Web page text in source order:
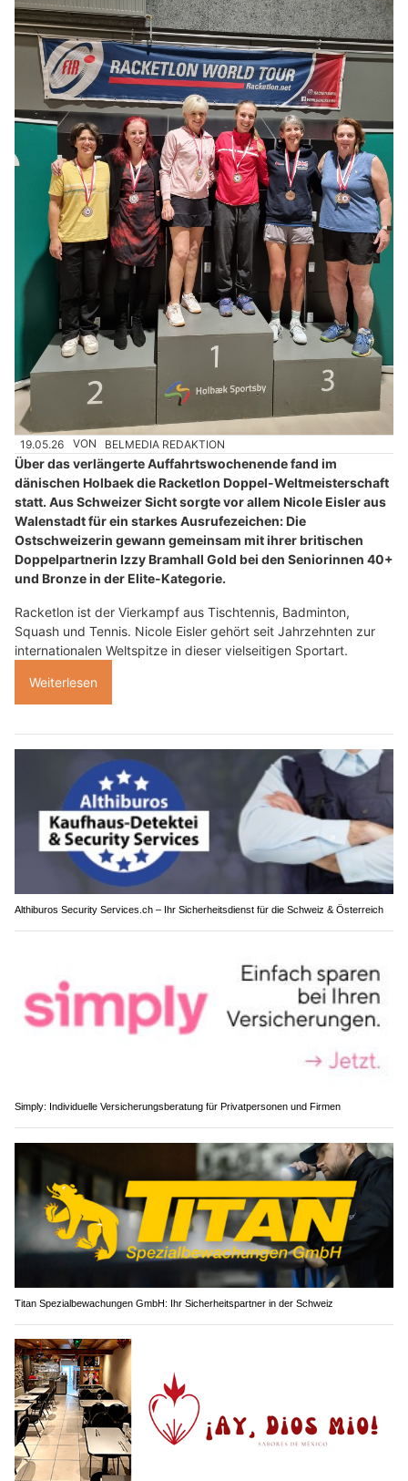
19.05.26 VON BELMEDIA REDAKTION
Über das verlängerte Auffahrtswochenende fand im
dänischen Holbaek die Racketlon Doppel-Weltmeisterschaft
statt. Aus Schweizer Sicht sorgte vor allem Nicole Eisler aus
Walenstadt für ein starkes Ausrufezeichen: Die
Ostschweizerin gewann gemeinsam mit ihrer britischen
Doppelpartnerin Izzy Bramhall Gold bei den Seniorinnen 40+
und Bronze in der Elite-Kategorie.
Racketlon ist der Vierkampf aus Tischtennis, Badminton,
Squash und Tennis. Nicole Eisler gehört seit Jahrzehnten zur
internationalen Weltspitze in dieser vielseitigen Sportart.
Weiterlesen
Althiburos Security Services.ch – Ihr Sicherheitsdienst für die Schweiz & Österreich
Simply: Individuelle Versicherungsberatung für Privatpersonen und Firmen
Titan Spezialbewachungen GmbH: Ihr Sicherheitspartner in der Schweiz